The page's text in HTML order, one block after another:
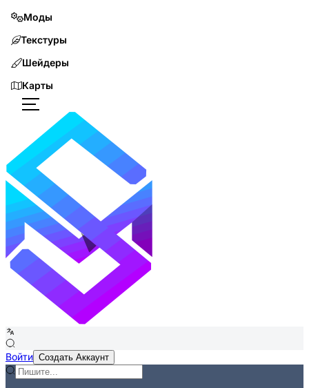
Моды
Текстуры
Шейдеры
Карты
Войти Создать Аккаунт